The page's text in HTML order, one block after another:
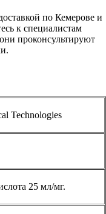
по Кемерове и
к специалистам
проконсультируют
Technologies
25 мл/мг.